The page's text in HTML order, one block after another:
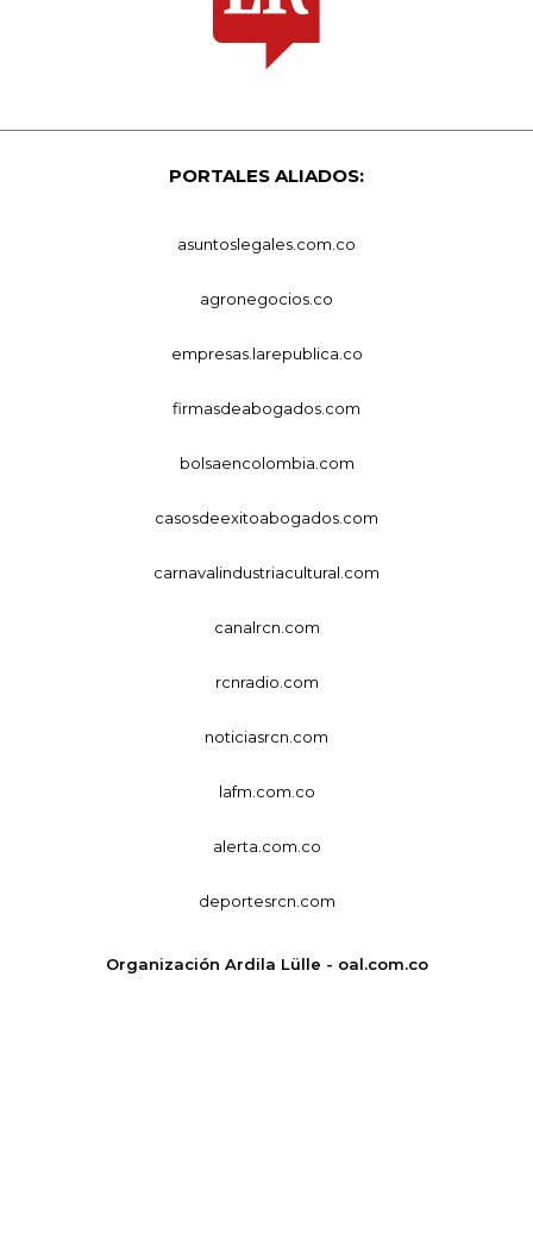
PORTALES ALIADOS:
asuntoslegales.com.co
agronegocios.co
empresas.larepublica.co
firmasdeabogados.com
bolsaencolombia.com
casosdeexitoabogados.com
carnavalindustriacultural.com
canalrcn.com
rcnradio.com
noticiasrcn.com
lafm.com.co
alerta.com.co
deportesrcn.com
Organización Ardila Lülle - oal.com.co